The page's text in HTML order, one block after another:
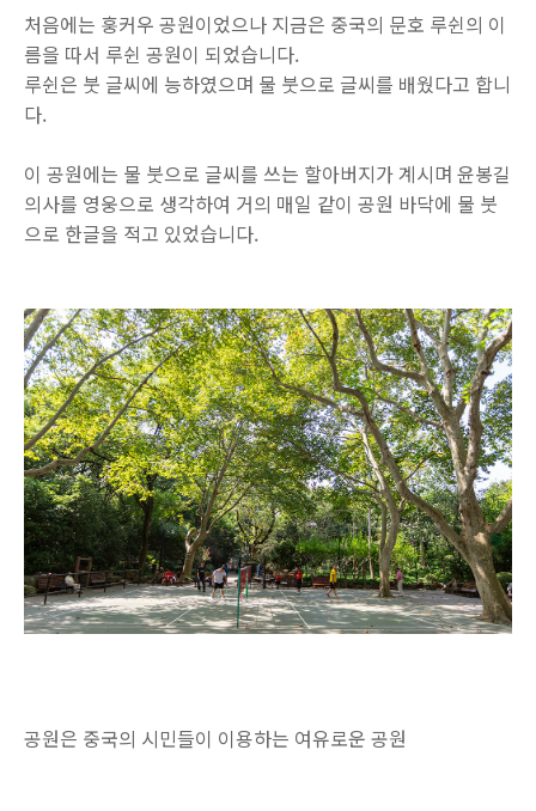
처음에는 훙커우 공원이었으나 지금은 중국의 문호 루쉰의 이
름을 따서 루쉰 공원이 되었습니다.
루쉰은 붓 글씨에 능하였으며 물 붓으로 글씨를 배웠다고 합니
다.
이 공원에는 물 붓으로 글씨를 쓰는 할아버지가 계시며 윤봉길
의사를 영웅으로 생각하여 거의 매일 같이 공원 바닥에 물 붓
으로 한글을 적고 있었습니다.
공원은 중국의 시민들이 이용하는 여유로운 공원